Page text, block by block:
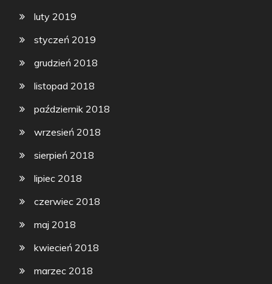
luty 2019
styczeń 2019
grudzień 2018
listopad 2018
październik 2018
wrzesień 2018
sierpień 2018
lipiec 2018
czerwiec 2018
maj 2018
kwiecień 2018
marzec 2018